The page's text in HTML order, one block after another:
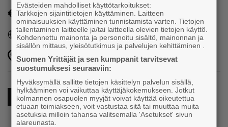
Maksuton
Tapahtuman oma verkkosivu
Rovaniemi
Tapahtumat
Evästeiden mahdolliset käyttötarkoitukset:
Tarkkojen sijaintitietojen käyttäminen. Laitteen
ominaisuuksien käyttäminen tunnistamista varten. Tietojen
tallentaminen laitteelle ja/tai laitteella olevien tietojen käyttö.
Kohdennettu mainonta ja personoitu sisältö, mainonnan ja
sisällön mittaus, yleisötutkimus ja palvelujen kehittäminen .
Suomen Yrittäjät ja sen kumppanit tarvitsevat
suostumuksesi seuraaviin:
Hyväksymällä sallitte tietojen käsittelyn palvelun sisällä,
hylkääminen voi vaikuttaa käyttäjäkokemukseen. Jotkut
kolmannen osapuolen myyjät voivat käyttää oikeutettua
etuaan toimiakseen, voit vastustaa sitä tai muuttaa muita
asetuksia milloin tahansa valitsemalla 'Asetukset' sivun
alareunasta.